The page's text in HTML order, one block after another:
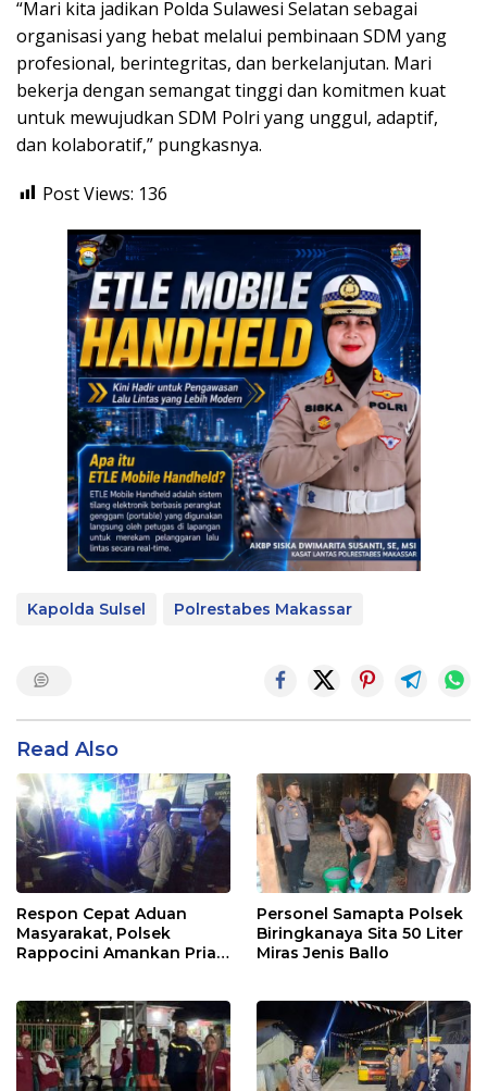
“Mari kita jadikan Polda Sulawesi Selatan sebagai
organisasi yang hebat melalui pembinaan SDM yang
profesional, berintegritas, dan berkelanjutan. Mari
bekerja dengan semangat tinggi dan komitmen kuat
untuk mewujudkan SDM Polri yang unggul, adaptif,
dan kolaboratif,” pungkasnya.
Post Views: 136
Kapolda Sulsel Polrestabes Makassar
Read Also
Respon Cepat Aduan
Masyarakat, Polsek
Rappocini Amankan Pria
Personel Samapta Polsek
Biringkanaya Sita 50 Liter
Miras Jenis Ballo